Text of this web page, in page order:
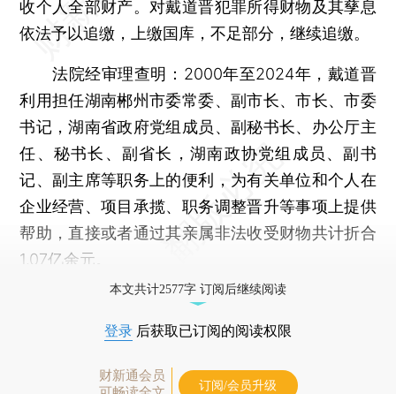
收个人全部财产。对戴道晋犯罪所得财物及其孳息
依法予以追缴，上缴国库，不足部分，继续追缴。
法院经审理查明：2000年至2024年，戴道晋
利用担任湖南郴州市委常委、副市长、市长、市委
书记，湖南省政府党组成员、副秘书长、办公厅主
任、秘书长、副省长，湖南政协党组成员、副书
记、副主席等职务上的便利，为有关单位和个人在
企业经营、项目承揽、职务调整晋升等事项上提供
帮助，直接或者通过其亲属非法收受财物共计折合
1.07亿余元。
本文共计2577字 订阅后继续阅读
登录 后获取已订阅的阅读权限
财新通会员
订阅/会员升级